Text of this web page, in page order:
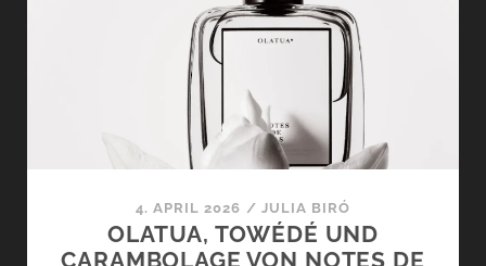
UND
EINEM
RICHTIGEN
KRACHER
4. APRIL 2026 / JULIA BIRÓ
OLATUA, TOWÉDÉ UND
CARAMBOLAGE VON NOTES DE